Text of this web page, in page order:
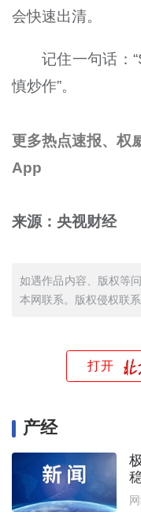
会快速出清。
记住一句话 ：
慎炒作”。
更多热点速报、权
App
来源：央视财经
如遇作品内容、版权等
本网联系。版权侵权联
打开
产经